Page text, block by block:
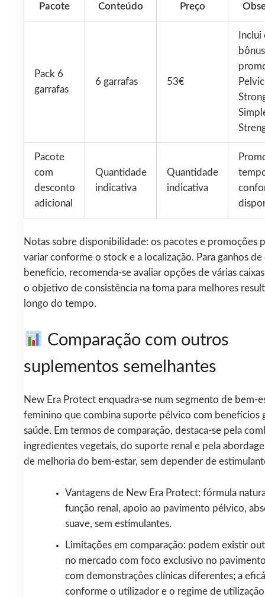
Pacote Conteúdo Preço
Pack 6
garrafas
6 garrafas 53€
Inclui
bônus
Pacote
com
desconto
adicional
Quantidade
indicativa
Quantidade
indicativa
Notas sobre disponibilidade: os pacotes e promoções
variar conforme o stock e a localização. Para ganhos de
benefício, recomenda-se avaliar opções de várias
o objetivo de consistência na toma para melhores
longo do tempo.
Comparação com outros
suplementos semelhantes
New Era Protect enquadra-se num segmento de bem-
feminino que combina suporte pélvico com benefícios
saúde. Em termos de comparação, destaca-se pela
ingredientes vegetais, do suporte renal e pela
de melhoria do bem-estar, sem depender de
Vantagens de New Era Protect: fórmula
função renal, apoio ao pavimento pélvico,
suave, sem estimulantes.
Limitações em comparação: podem existir
no mercado com foco exclusivo no
com demonstrações clínicas diferentes; a
conforme o utilizador e o regime de